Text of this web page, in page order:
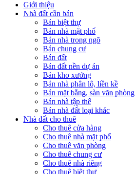
Giới thiệu
Nhà đất cần bán
Bán biệt thự
Bán nhà mặt phố
Bán nhà trong ngõ
Bán chung cư
Bán đất
Bán đất nền dự án
Bán kho xưởng
Bán nhà phân lô, liền kề
Bán mặt bằng, sàn văn phòng
Bán nhà tập thể
Bán nhà đất loại khác
Nhà đất cho thuê
Cho thuê cửa hàng
Cho thuê nhà mặt phố
Cho thuê văn phòng
Cho thuê chung cư
Cho thuê nhà riêng
Cho thuê biệt thự